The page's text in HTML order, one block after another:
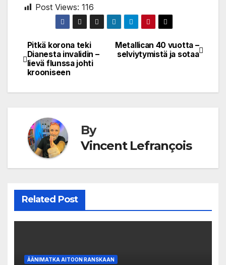
Post Views: 116
Post
navigation
Metallican 40 vuotta –
selviytymistä ja sotaa
Pitkä korona teki
Dianesta invalidin –
lievä flunssa johti
krooniseen
By
Vincent Lefrançois
Related Post
ÄÄNIMATKA AITOON RANSKAAN